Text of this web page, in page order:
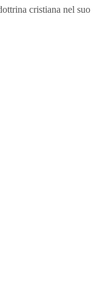
cristiana nel suo